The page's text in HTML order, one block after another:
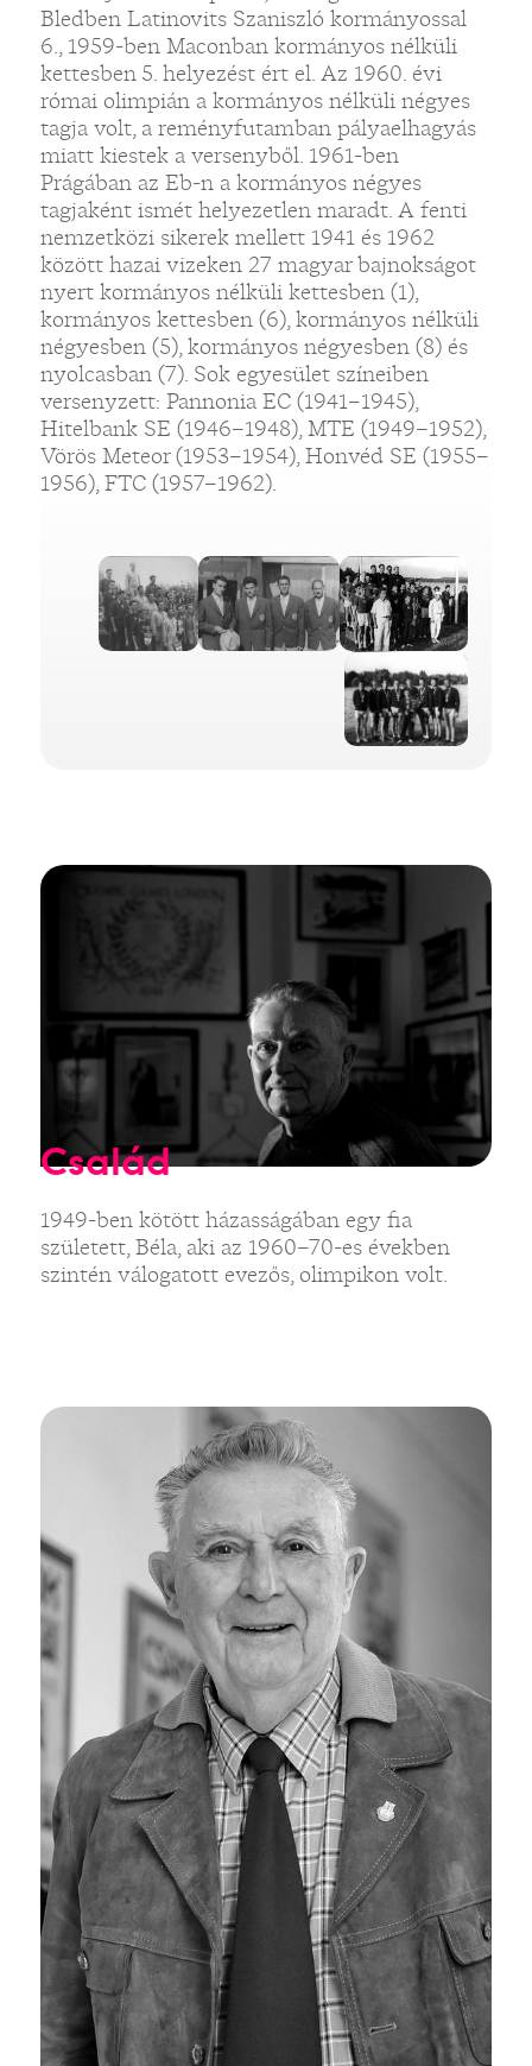
Bledben Latinovits Szaniszló kormányossal
6., 1959-ben Maconban kormányos nélküli
kettesben 5. helyezést ért el. Az 1960. évi
római olimpián a kormányos nélküli négyes
tagja volt, a reményfutamban pályaelhagyás
miatt kiestek a versenyből. 1961-ben
Prágában az Eb-n a kormányos négyes
tagjaként ismét helyezetlen maradt. A fenti
nemzetközi sikerek mellett 1941 és 1962
között hazai vizeken 27 magyar bajnokságot
nyert kormányos nélküli kettesben (1),
kormányos kettesben (6), kormányos nélküli
négyesben (5), kormányos négyesben (8) és
nyolcasban (7). Sok egyesület színeiben
versenyzett: Pannonia EC (1941–1945),
Hitelbank SE (1946–1948), MTE (1949–1952),
Vörös Meteor (1953–1954), Honvéd SE (1955–
1956), FTC (1957–1962).
Család
1949-ben kötött házasságában egy fia
született, Béla, aki az 1960–70-es években
szintén válogatott evezős, olimpikon volt.